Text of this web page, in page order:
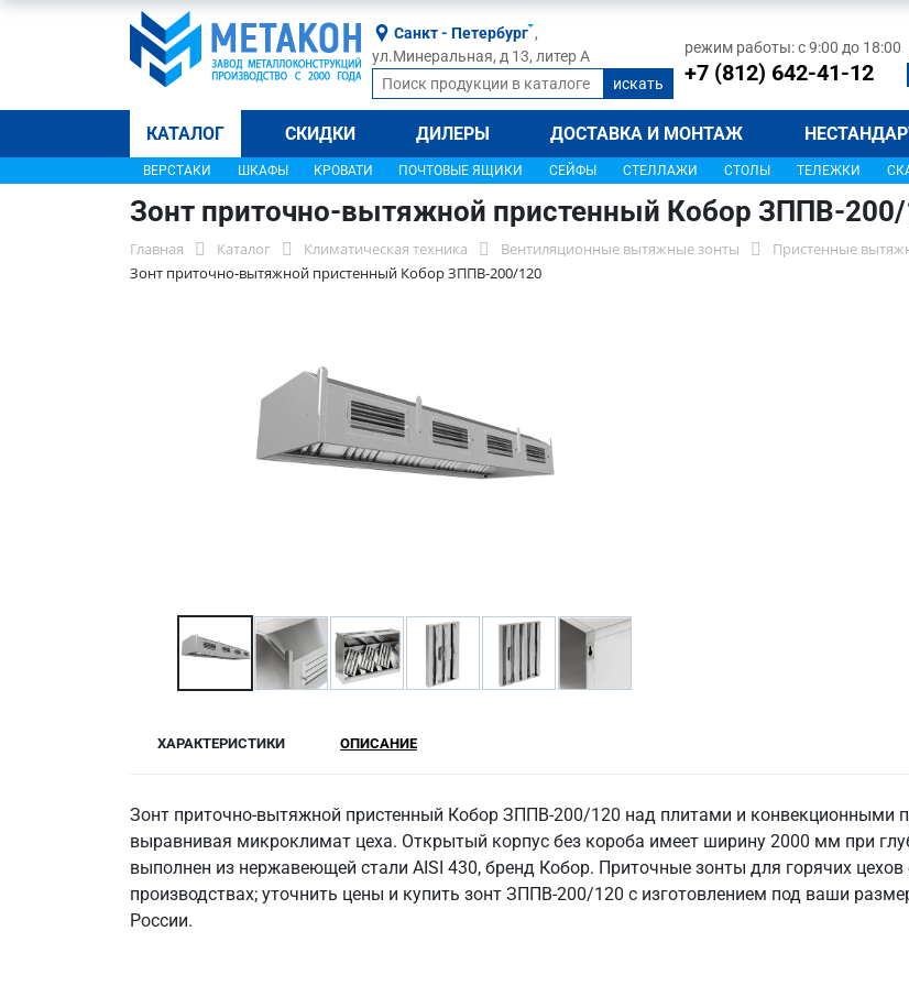
Санкт - Петербург ,
ул.Минеральная, д 13, литер А
режим работы: с 9:00 до 18:00
+7 (812) 642-41-12
КАТАЛОГ СКИДКИ ДИЛЕРЫ ДОСТАВКА И МОНТАЖ
ВЕРСТАКИ ШКАФЫ КРОВАТИ ПОЧТОВЫЕ ЯЩИКИ СЕЙФЫ СТЕЛЛАЖИ СТОЛЫ ТЕЛЕЖКИ
Зонт приточно-вытяжной пристенный Кобор ЗППВ-
Главная Каталог Климатическая техника Вентиляционные вытяжные зонты
Пристенные
Зонт приточно-вытяжной пристенный Кобор ЗППВ-200/120
ХАРАКТЕРИСТИКИ ОПИСАНИЕ
Зонт приточно-вытяжной пристенный Кобор ЗППВ-200/120 над плитами и конвекционными
выравнивая микроклимат цеха. Открытый корпус без короба имеет ширину 2000 мм при
выполнен из нержавеющей стали AISI 430, бренд Кобор. Приточные зонты для горячих
производствах; уточнить цены и купить зонт ЗППВ-200/120 с изготовлением под ваши
России.